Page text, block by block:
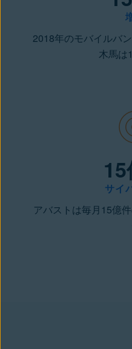
2018年のモバイルバ
木馬は
サイ
アバストは毎月15億